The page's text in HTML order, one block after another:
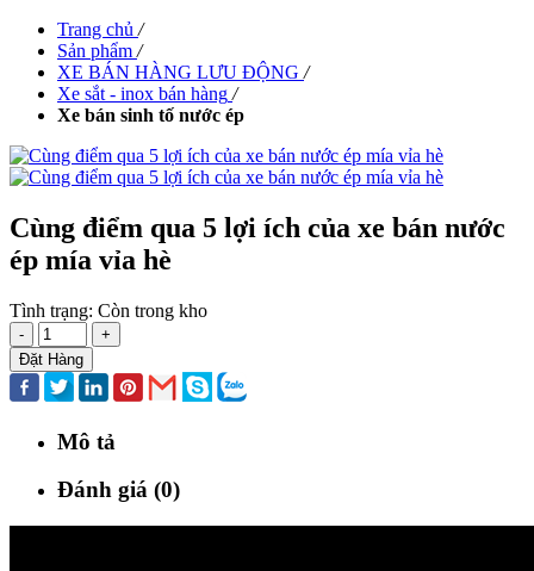
Trang chủ /
Sản phẩm /
XE BÁN HÀNG LƯU ĐỘNG /
Xe sắt - inox bán hàng /
Xe bán sinh tố nước ép
Cùng điểm qua 5 lợi ích của xe bán nước
ép mía vỉa hè
Tình trạng: Còn trong kho
-
+
Đặt Hàng
Mô tả
Đánh giá (0)